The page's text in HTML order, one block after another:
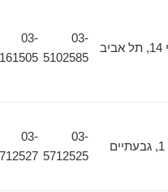
5102585
5161505
5712525
5712527